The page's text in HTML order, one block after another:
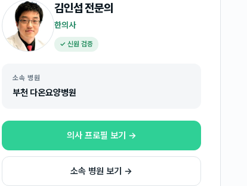
김인섭전문의
한의사
✓ 신원 검증
소속 병원
부천 다온요양병원
의사 프로필 보기 →
소속 병원 보기 →